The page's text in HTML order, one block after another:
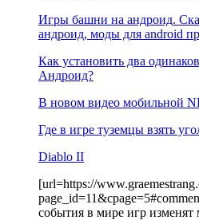
Игры башни на андроид.
андроид, моды для android
Как установить два
Андроид?
В новом видео мобильной
Где в игре туземцы взять
Diablo II
[url=https://
события в мире игр